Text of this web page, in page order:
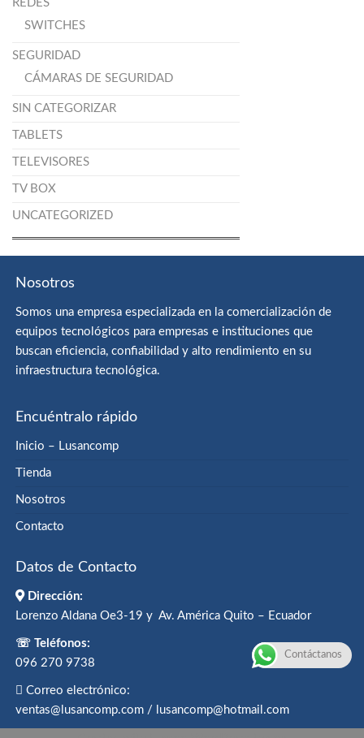
REDES
SWITCHES
SEGURIDAD
CÁMARAS DE SEGURIDAD
SIN CATEGORIZAR
TABLETS
TELEVISORES
TV BOX
UNCATEGORIZED
Nosotros
Somos una empresa especializada en la comercialización de
equipos tecnológicos para empresas e instituciones que
buscan eficiencia, confiabilidad y alto rendimiento en su
infraestructura tecnológica.
Encuéntralo rápido
Inicio – Lusancomp
Tienda
Nosotros
Contacto
Datos de Contacto
Dirección:
Lorenzo Aldana Oe3-19 y Av. América Quito – Ecuador
☏ Teléfonos:
096 270 9738
Correo electrónico:
ventas@lusancomp.com / lusancomp@hotmail.com
Contáctanos